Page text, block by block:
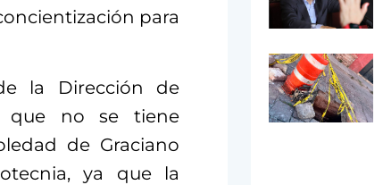
para
la Dirección de
que no se tiene
de Graciano
ya que la